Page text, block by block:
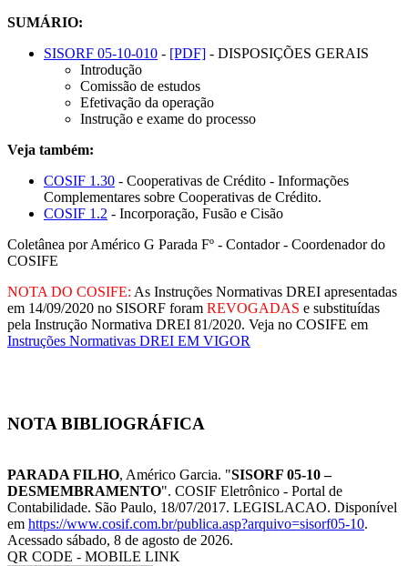
SUMÁRIO:
SISORF 05-10-010 - [PDF] - DISPOSIÇÕES GERAIS
Introdução
Comissão de estudos
Efetivação da operação
Instrução e exame do processo
Veja também:
COSIF 1.30 - Cooperativas de Crédito - Informações
Complementares sobre Cooperativas de Crédito.
COSIF 1.2 - Incorporação, Fusão e Cisão
Coletânea por Américo G Parada Fº - Contador - Coordenador do
COSIFE
NOTA DO COSIFE: As Instruções Normativas DREI apresentadas
em 14/09/2020 no SISORF foram REVOGADAS e substituídas
pela Instrução Normativa DREI 81/2020. Veja no COSIFE em
Instruções Normativas DREI EM VIGOR
NOTA BIBLIOGRÁFICA
PARADA FILHO, Américo Garcia. "SISORF 05-10 –
DESMEMBRAMENTO". COSIF Eletrônico - Portal de
Contabilidade. São Paulo, 18/07/2017. LEGISLACAO. Disponível
em https://www.cosif.com.br/publica.asp?arquivo=sisorf05-10.
Acessado sábado, 8 de agosto de 2026.
QR CODE - MOBILE LINK